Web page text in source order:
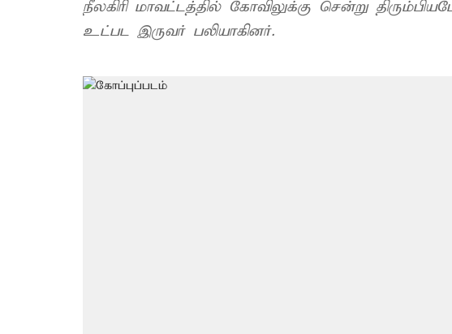
நீலகிரி மாவட்டத்தில் கோவிலுக்கு சென்று
உட்பட இருவர் பலியாகினர்.